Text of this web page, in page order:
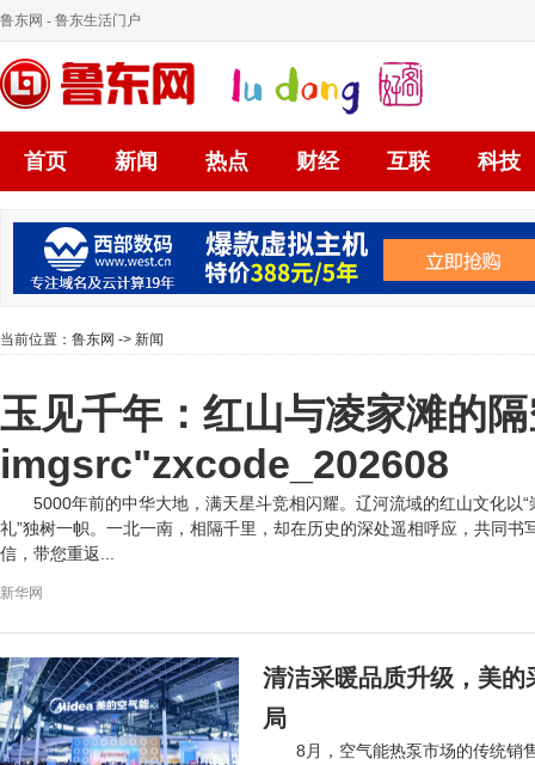
鲁东网 - 鲁东生活门户
首页 新闻 热点 财经 互联 科技
当前位置： 鲁东网 -> 新闻
玉见千年：红山与凌家滩的
imgsrc"zxcode_202608
5000年前的中华大地，满天星斗竞相闪耀。辽河流域的红山文化以
礼”独树一帜。一北一南，相隔千里，却在历史的深处遥相呼应，共同
信，带您重返...
新华网
清洁采暖品质升级，美
局
8月，空气能热泵市场的传统销